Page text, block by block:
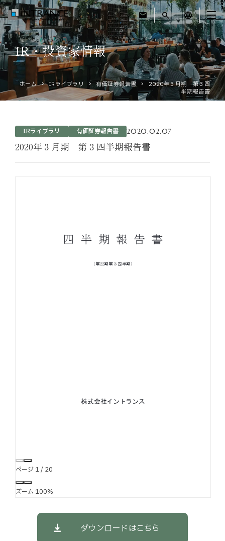
mail search language
トップ
企業情報
運営ホテル
IR・投資家情報
ホーム IRライブラリ 有価証券報告書
2020年３月期 第３四
半期報告書
IRライブラリ 有価証券報告書 2020.02.07
2020年３月期 第３四半期報告書
ページ 1/ 20
ズーム 100%
ダウンロードはこちら